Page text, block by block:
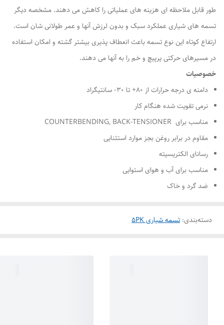
طور قابل ملاحظه ای هزینه های عملیاتی را کاهش می دهند. مشخصه دیگر
تسمه های شیاری عملکرد سبک و بدون لرزش آنها و عمر طولانی شان است.
ارتفاع کوتاه این نوع تسمه باعث انعطاف پذیری بیشتر گشته و امکان استفاده
در مسیرهای حرکتی پرپیچ و خم را به آنها می دهند.
خصوصیات
دامنه ی درجه حرارات از ۸۰+ تا ۳۰- سانتیگراد
نرمی تقویت شده هنگام کار
مناسب برای COUNTERBENDING, BACK-TENSIONER
مقاوم در برابر روغن بجز موارد استثنایی
رسانای الکتریسیته
مناسب برای آب و هوای استوایی
ضد گرد و خاک
دسته‌بندی: تسمه شیاری 5PK